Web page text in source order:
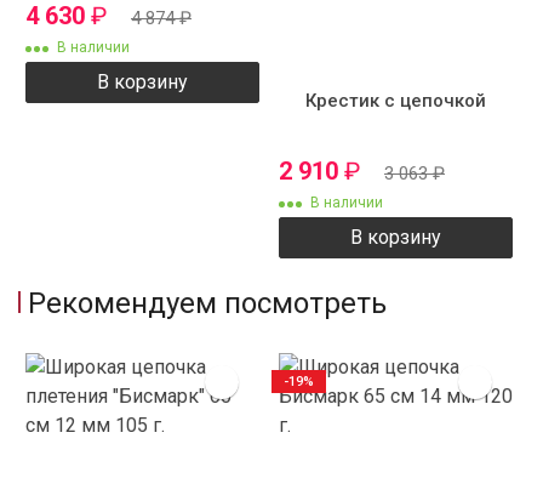
4 630 ₽ 4 874₽
В наличии
В корзину
Крестик с цепочкой
2 910 ₽ 3 063₽
В наличии
В корзину
Рекомендуем посмотреть
-19%